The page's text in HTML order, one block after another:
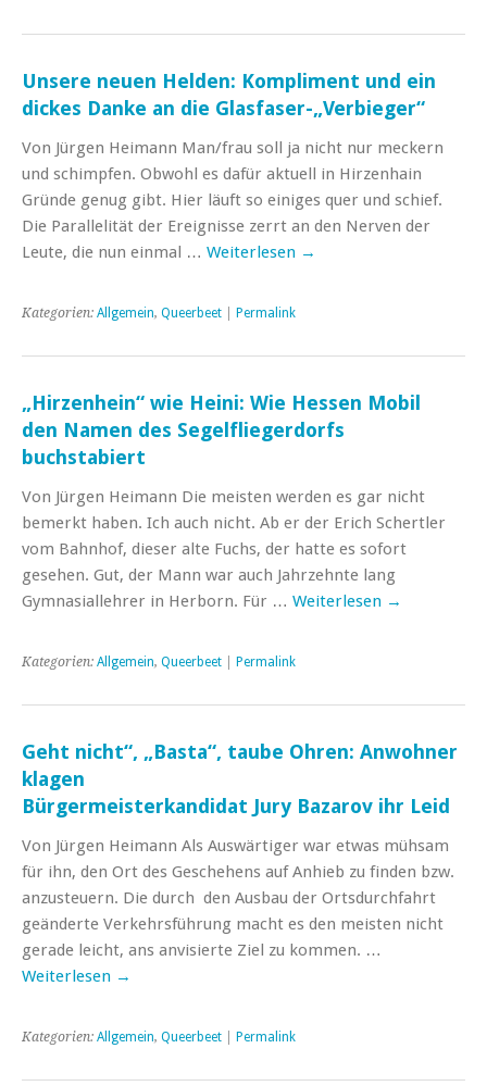
Unsere neuen Helden: Kompliment und ein
dickes Danke an die Glasfaser-„Verbieger“
Von Jürgen Heimann Man/frau soll ja nicht nur meckern
und schimpfen. Obwohl es dafür aktuell in Hirzenhain
Gründe genug gibt. Hier läuft so einiges quer und schief.
Die Parallelität der Ereignisse zerrt an den Nerven der
Leute, die nun einmal … Weiterlesen →
Kategorien: Allgemein, Queerbeet Permalink
„Hirzenhein“ wie Heini: Wie Hessen Mobil
den Namen des Segelfliegerdorfs
buchstabiert
Von Jürgen Heimann Die meisten werden es gar nicht
bemerkt haben. Ich auch nicht. Ab er der Erich Schertler
vom Bahnhof, dieser alte Fuchs, der hatte es sofort
gesehen. Gut, der Mann war auch Jahrzehnte lang
Gymnasiallehrer in Herborn. Für … Weiterlesen →
Kategorien: Allgemein, Queerbeet Permalink
Geht nicht“, „Basta“, taube Ohren: Anwohner
klagen
Bürgermeisterkandidat Jury Bazarov ihr Leid
Von Jürgen Heimann Als Auswärtiger war etwas mühsam
für ihn, den Ort des Geschehens auf Anhieb zu finden bzw.
anzusteuern. Die durch den Ausbau der Ortsdurchfahrt
geänderte Verkehrsführung macht es den meisten nicht
gerade leicht, ans anvisierte Ziel zu kommen. …
Weiterlesen →
Kategorien: Allgemein, Queerbeet Permalink